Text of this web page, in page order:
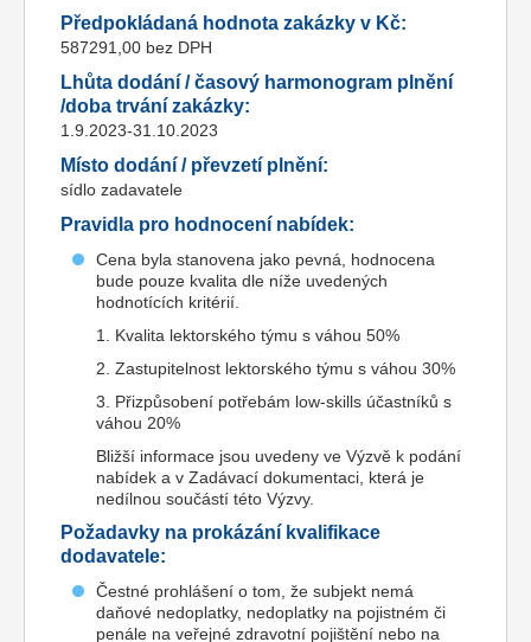
Předpokládaná hodnota zakázky v Kč:
587291,00 bez DPH
Lhůta dodání / časový harmonogram plnění
/doba trvání zakázky:
1.9.2023-31.10.2023
Místo dodání / převzetí plnění:
sídlo zadavatele
Pravidla pro hodnocení nabídek:
Cena byla stanovena jako pevná, hodnocena
bude pouze kvalita dle níže uvedených
hodnotících kritérií.
1. Kvalita lektorského týmu s váhou 50%
2. Zastupitelnost lektorského týmu s váhou 30%
3. Přizpůsobení potřebám low-skills účastníků s
váhou 20%
Bližší informace jsou uvedeny ve Výzvě k podání
nabídek a v Zadávací dokumentaci, která je
nedílnou součástí této Výzvy.
Požadavky na prokázání kvalifikace
dodavatele:
Čestné prohlášení o tom, že subjekt nemá
daňové nedoplatky, nedoplatky na pojistném či
penále na veřejné zdravotní pojištění nebo na